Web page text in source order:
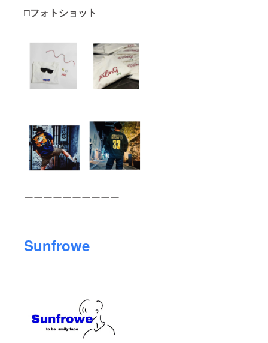
□フォトショット
ーーーーーーーーーー
Sunfrowe